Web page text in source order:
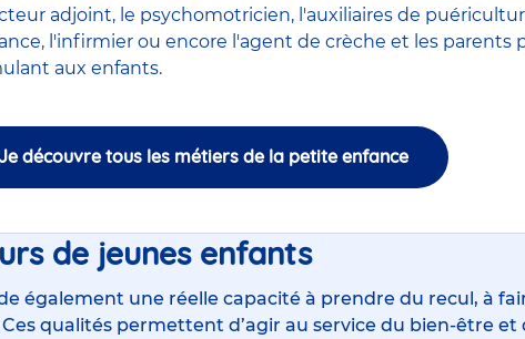
adjoint, le psychomotricien, l'auxiliaires de
, l'infirmier ou encore l'agent de crèche et les parents
aux enfants.
découvre tous les métiers de la petite enfance
de jeunes enfants
également une réelle capacité à prendre du recul, à
qualités permettent d’agir au service du bien-être et